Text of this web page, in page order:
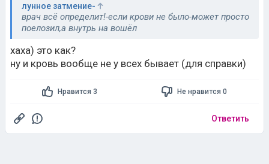
лунное затмение-
врач всё определит!-если крови не было-может просто
поелозил,а внутрь на вошёл
хаха) это как?
ну и кровь вообще не у всех бывает (для справки)
Нравится 3 Не нравится 0
Ответить